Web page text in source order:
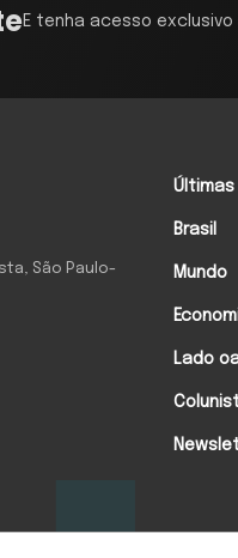
E tenha acesso
São Paulo-
Brasil
Mundo
Lado